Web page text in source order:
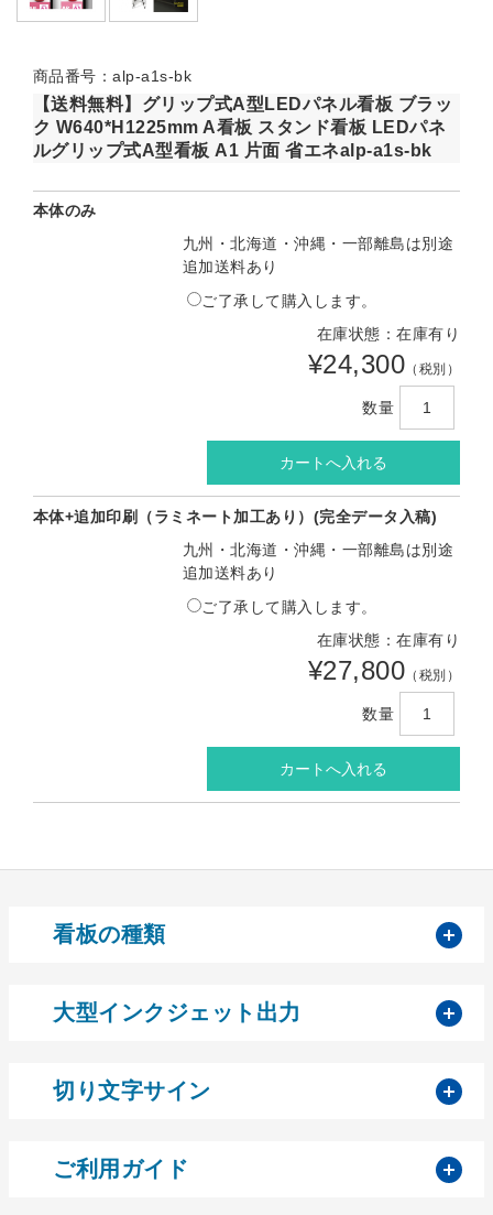
商品番号：alp-a1s-bk
【送料無料】グリップ式A型LEDパネル看板 ブラッ
ク W640*H1225mm A看板 スタンド看板 LEDパネ
ルグリップ式A型看板 A1 片面 省エネalp-a1s-bk
本体のみ
九州・北海道・沖縄・一部離島は別途
追加送料あり
ご了承して購入します。
在庫状態：在庫有り
¥24,300 （税別）
数量
本体+追加印刷（ラミネート加工あり）(完全データ入稿)
九州・北海道・沖縄・一部離島は別途
追加送料あり
ご了承して購入します。
在庫状態：在庫有り
¥27,800 （税別）
数量
看板の種類
大型インクジェット出力
切り文字サイン
ご利用ガイド